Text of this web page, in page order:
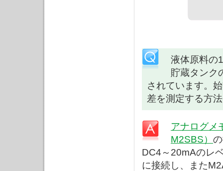
液体原料の
貯蔵タンク
されています。
差を測定する方
アナログメ
M2SBS）
DC4～20mAのレ
に接続し、また